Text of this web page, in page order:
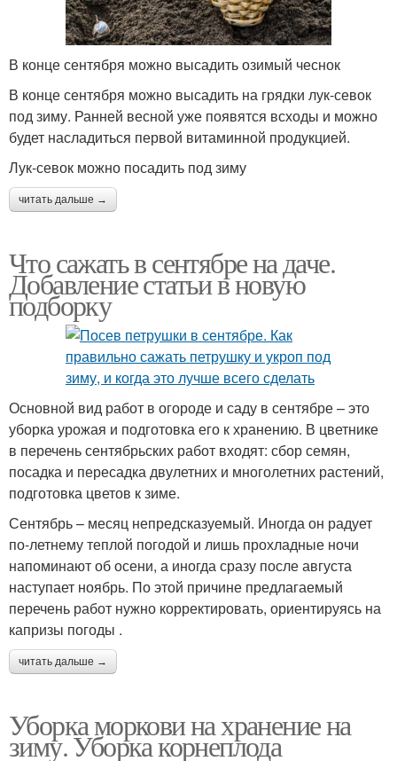
В конце сентября можно высадить озимый чеснок
В конце сентября можно высадить на грядки лук-севок
под зиму. Ранней весной уже появятся всходы и можно
будет насладиться первой витаминной продукцией.
Лук-севок можно посадить под зиму
читать дальше →
Что сажать в сентябре на даче.
Добавление статьи в новую
подборку
Основной вид работ в огороде и саду в сентябре – это
уборка урожая и подготовка его к хранению. В цветнике
в перечень сентябрьских работ входят: сбор семян,
посадка и пересадка двулетних и многолетних растений,
подготовка цветов к зиме.
Сентябрь – месяц непредсказуемый. Иногда он радует
по-летнему теплой погодой и лишь прохладные ночи
напоминают об осени, а иногда сразу после августа
наступает ноябрь. По этой причине предлагаемый
перечень работ нужно корректировать, ориентируясь на
капризы погоды .
читать дальше →
Уборка моркови на хранение на
зиму. Уборка корнеплода